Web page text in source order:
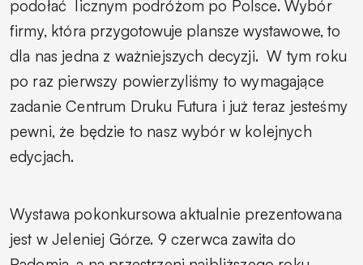
podołać licznym podróżom po Polsce. Wybór
firmy, która przygotowuje plansze wystawowe, to
dla nas jedna z ważniejszych decyzji. W tym roku
po raz pierwszy powierzyliśmy to wymagające
zadanie Centrum Druku Futura i już teraz jesteśmy
pewni, że będzie to nasz wybór w kolejnych
edycjach.
Wystawa pokonkursowa aktualnie prezentowana
jest w Jeleniej Górze. 9 czerwca zawita do